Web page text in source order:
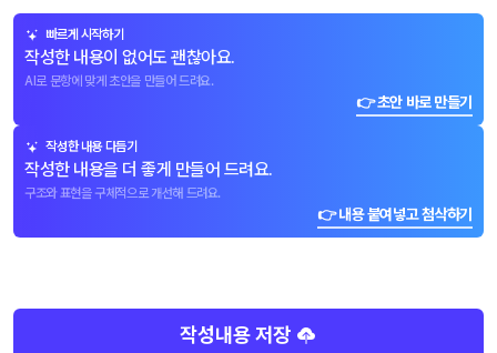
빠르게 시작하기
작성한 내용이 없어도 괜찮아요.
AI로 문항에 맞게 초안을 만들어 드려요.
👉 초안 바로 만들기
작성한 내용 다듬기
작성한 내용을 더 좋게 만들어 드려요.
구조와 표현을 구체적으로 개선해 드려요.
👉 내용 붙여넣고 첨삭하기
작성내용 저장